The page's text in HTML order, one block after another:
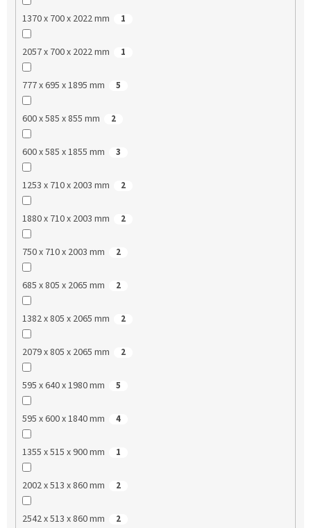
1370 x 700 x 2022 mm 1
2057 x 700 x 2022 mm 1
777 x 695 x 1895 mm 5
600 x 585 x 855 mm 2
600 x 585 x 1855 mm 3
1253 x 710 x 2003 mm 2
1880 x 710 x 2003 mm 2
750 x 710 x 2003 mm 2
685 x 805 x 2065 mm 2
1382 x 805 x 2065 mm 2
2079 x 805 x 2065 mm 2
595 x 640 x 1980 mm 5
595 x 600 x 1840 mm 4
1355 x 515 x 900 mm 1
2002 x 513 x 860 mm 2
2542 x 513 x 860 mm 2